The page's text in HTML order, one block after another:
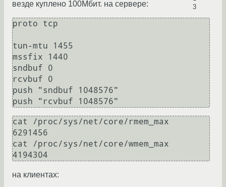
3
везде куплено 100Мбит. на сервере:
proto tcp
tun-mtu 1455
mssfix 1440
sndbuf 0
rcvbuf 0
push "sndbuf 1048576"
cat /proc/sys/net/core/rmem_max
6291456
cat /proc/sys/net/core/wmem_max
на клиентах: